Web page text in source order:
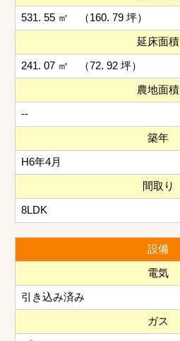
531. 55 ㎡ （160. 79 坪）
延床面積
241. 07 ㎡ （72. 92 坪）
農地面積
--
築年
H6年4月
間取り
8LDK
設備
電気
引き込み済み
ガス